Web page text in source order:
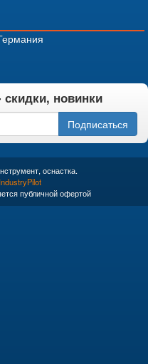
новинки
Подписаться
оснастка.
IndustryPilot
публичной офертой